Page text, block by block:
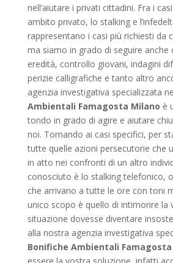
nell’aiutare i privati cittadini. Fra i
ambito privato, lo stalking e
rappresentano i casi più richiesti da
ma siamo in grado di seguire anche
eredità, controllo giovani, indagini
perizie calligrafiche e tanto altro
agenzia investigativa specializzata
Ambientali Famagosta Milano è
tondo in grado di agire e aiutare
noi. Tornando ai casi specifici, per
tutte quelle azioni persecutorie che
in atto nei confronti di un altro
conosciuto è lo stalking telefonico,
che arrivano a tutte le ore con toni
unico scopo è quello di intimorire la
situazione dovesse diventare
alla nostra agenzia investigativa
Bonifiche Ambientali